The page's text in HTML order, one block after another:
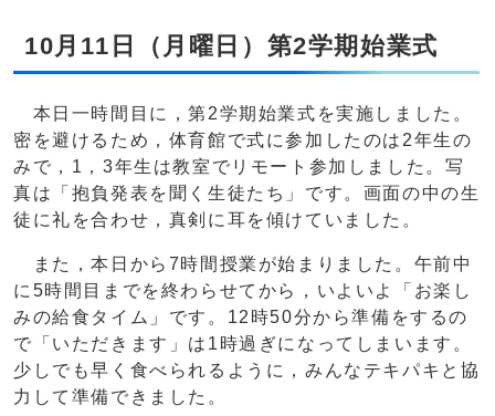
10月11日（月曜日）第2学期始業式
本日一時間目に，第2学期始業式を実施しました。
密を避けるため，体育館で式に参加したのは2年生の
みで，1，3年生は教室でリモート参加しました。写
真は「抱負発表を聞く生徒たち」です。画面の中の生
徒に礼を合わせ，真剣に耳を傾けていました。
また，本日から7時間授業が始まりました。午前中
に5時間目までを終わらせてから，いよいよ「お楽し
みの給食タイム」です。12時50分から準備をするの
で「いただきます」は1時過ぎになってしまいます。
少しでも早く食べられるように，みんなテキパキと協
力して準備できました。